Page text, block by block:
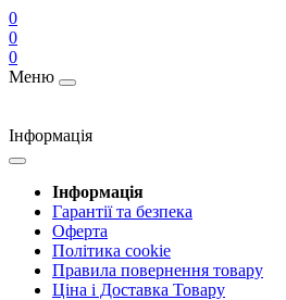
0
0
0
Меню
Інформація
Інформація
Гарантії та безпека
Оферта
Політика cookie
Правила повернення товару
Ціна і Доставка Товару